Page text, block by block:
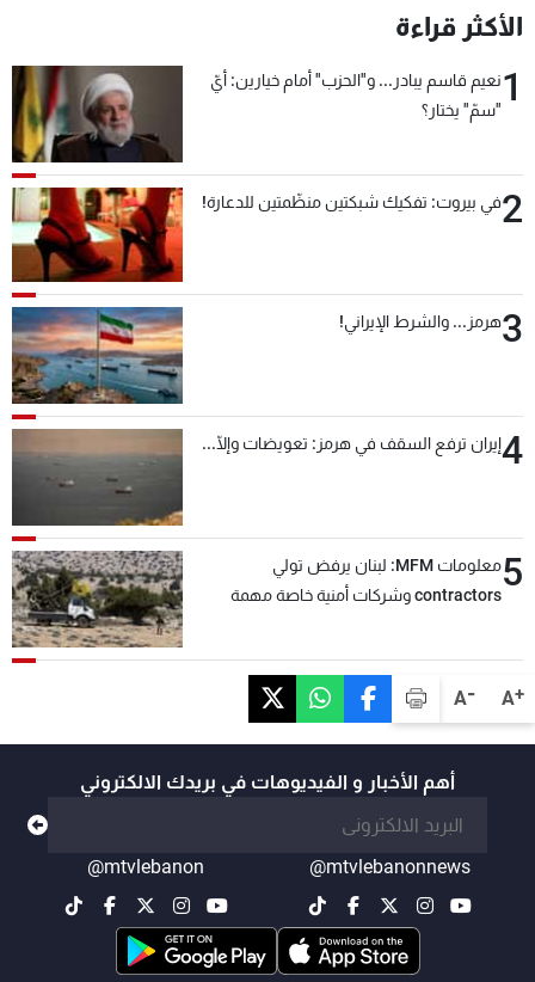
A+
A-
الأكثر قراءة
1نعيم قاسم يبادر... و"الحزب" أمام خيارين: أيّ
"سمّ" يختار؟
2في بيروت: تفكيك شبكتين منظّمتين للدعارة!
3هرمز... والشرط الإيراني!
4إيران ترفع السقف في هرمز: تعويضات وإلّا...
5
معلومات MFM: لبنان يرفض تولي
contractors وشركات أمنية خاصة مهمة
أهم الأخبار و الفيديوهات في بريدك الالكتروني
@mtvlebanonnews
@mtvlebanon